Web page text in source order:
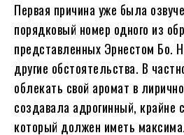
Первая причина уже была
порядковый номер одного из
представленных Эрнестом Бо.
другие обстоятельства. В
облекать свой аромат в
создавала адрогинный, крайне
который должен иметь